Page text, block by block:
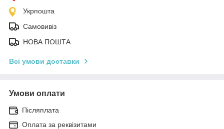
Укрпошта
Самовивіз
НОВА ПОШТА
Всі умови доставки
Умови оплати
Післяплата
Оплата за реквізитами